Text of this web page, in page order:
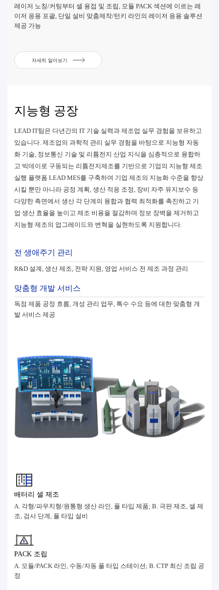
레이저 노칭/커팅부터 셀 용접 및 조립, 모듈 PACK 섹션에 이르는 레
이저 응용 포괄, 단일 설비 맞춤제작/턴키 라인의 레이저 응용 솔루션
제공 가능
자세히 알아보기
지능형 공장
LEAD IT팀은 다년간의 IT 기술 실력과 제조업 실무 경험을 보유하고
있습니다. 제조업의 과학적 관리 실무 경험을 바탕으로 지능형 자동
화 기술, 정보통신 기술 및 리튬전지 산업 지식을 심층적으로 융합하
고 빅데이로 구동되는 리튬전지제조를 기반으로 기업의 지능형 제조
실행 플랫폼 LEAD MES를 구축하여 기업 제조의 지능화 수준을 향상
시킬 뿐만 아니라 공정 계획, 생산 적응 조정, 장비 자주 유지보수 등
다양한 측면에서 생산 각 단계의 융합과 협력 최적화를 촉진하고 기
업 생산 효율을 높이고 제조 비용을 절감하며 정보 장벽을 제거하고
지능형 제조의 업그레이드와 변혁을 실현하도록 지원합니다.
전 생애주기 관리
R&D 설계, 생산 제조, 전략 지원, 영업 서비스 전 제조 과정 관리
맞춤형 개발 서비스
독점 제품 공정 흐름, 개성 관리 업무, 특수 수요 등에 대한 맞춤형 개
발 서비스 제공
배터리 셀 제조
A. 각형/파우치형/원통형 생산 라인, 풀 타입 제품; B. 극판 제조, 셀 제
조, 검사 단계, 풀 타입 설비
PACK 조립
A. 모듈/PACK 라인, 수동/자동 풀 타입 스테이션; B. CTP 최신 조립 공
정